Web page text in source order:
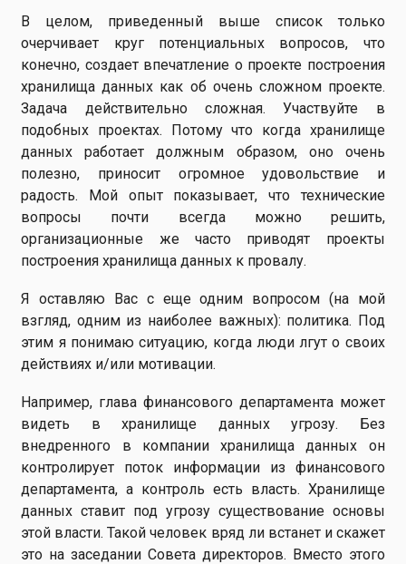
В целом, приведенный выше список только
очерчивает круг потенциальных вопросов, что
конечно, создает впечатление о проекте построения
хранилища данных как об очень сложном проекте.
Задача действительно сложная. Участвуйте в
подобных проектах. Потому что когда хранилище
данных работает должным образом, оно очень
полезно, приносит огромное удовольствие и
радость. Мой опыт показывает, что технические
вопросы почти всегда можно решить,
организационные же часто приводят проекты
построения хранилища данных к провалу.
Я оставляю Вас с еще одним вопросом (на мой
взгляд, одним из наиболее важных): политика. Под
этим я понимаю ситуацию, когда люди лгут о своих
действиях и/или мотивации.
Например, глава финансового департамента может
видеть в хранилище данных угрозу. Без
внедренного в компании хранилища данных он
контролирует поток информации из финансового
департамента, а контроль есть власть. Хранилище
данных ставит под угрозу существование основы
этой власти. Такой человек вряд ли встанет и скажет
это на заседании Совета директоров. Вместо этого